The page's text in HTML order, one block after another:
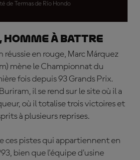
de Termas de Río Hondo
homme à battre
réussie en rouge, Marc Márquez
mène le Championnat du
fois depuis 93 Grands Prix.
il se rend sur le site où il a
où il totalise trois victoires et
à plusieurs reprises.
ces pistes qui appartiennent en
bien que l'équipe d'usine